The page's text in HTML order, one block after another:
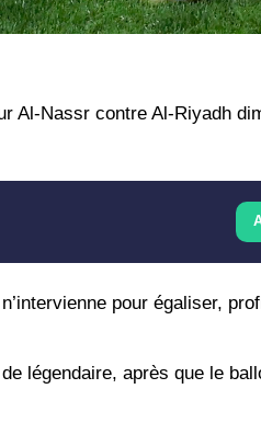
Al-Nassr contre Al-Riyadh
pour égaliser,
légendaire, après que le